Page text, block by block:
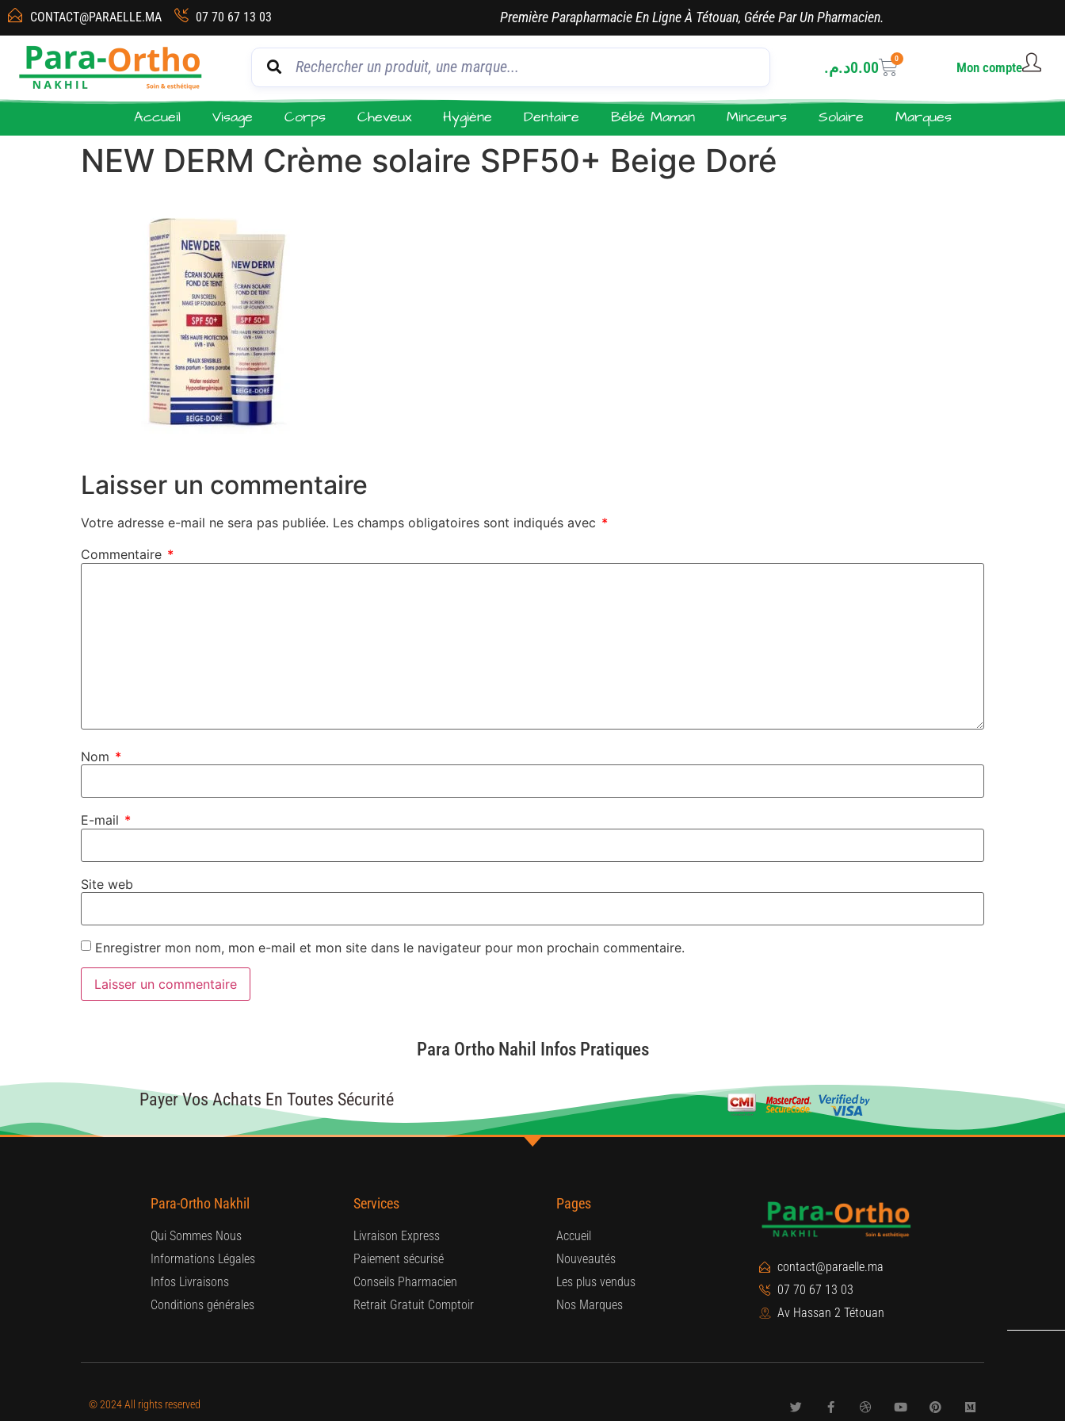
CONTACT@PARAELLE.MA 07 70 67 13 03 Première Parapharmacie En Ligne À Tétouan, Gérée Par Un Pharmacien.
0.00د.م. 0
Mon compte
Accueil Visage Corps Cheveux Hygiène Dentaire Bébé Maman Minceurs Solaire Marques
NEW DERM Crème solaire SPF50+ Beige Doré
Laisser un commentaire
Votre adresse e-mail ne sera pas publiée. Les champs obligatoires sont indiqués avec *
Commentaire *
Nom *
E-mail *
Site web
Enregistrer mon nom, mon e-mail et mon site dans le navigateur pour mon prochain commentaire.
Para Ortho Nahil Infos Pratiques
Payer Vos Achats En Toutes Sécurité
Para-Ortho Nakhil
Qui Sommes Nous
Informations Légales
Infos Livraisons
Conditions générales
Services
Livraison Express
Paiement sécurisé
Conseils Pharmacien
Retrait Gratuit Comptoir
Pages
Accueil
Nouveautés
Les plus vendus
Nos Marques
contact@paraelle.ma
07 70 67 13 03
Av Hassan 2 Tétouan
© 2024 All rights reserved